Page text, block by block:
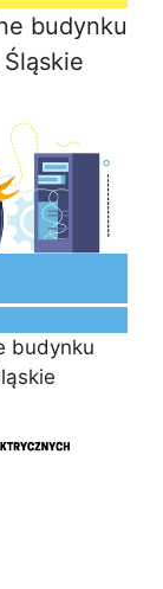
budynku
budynku